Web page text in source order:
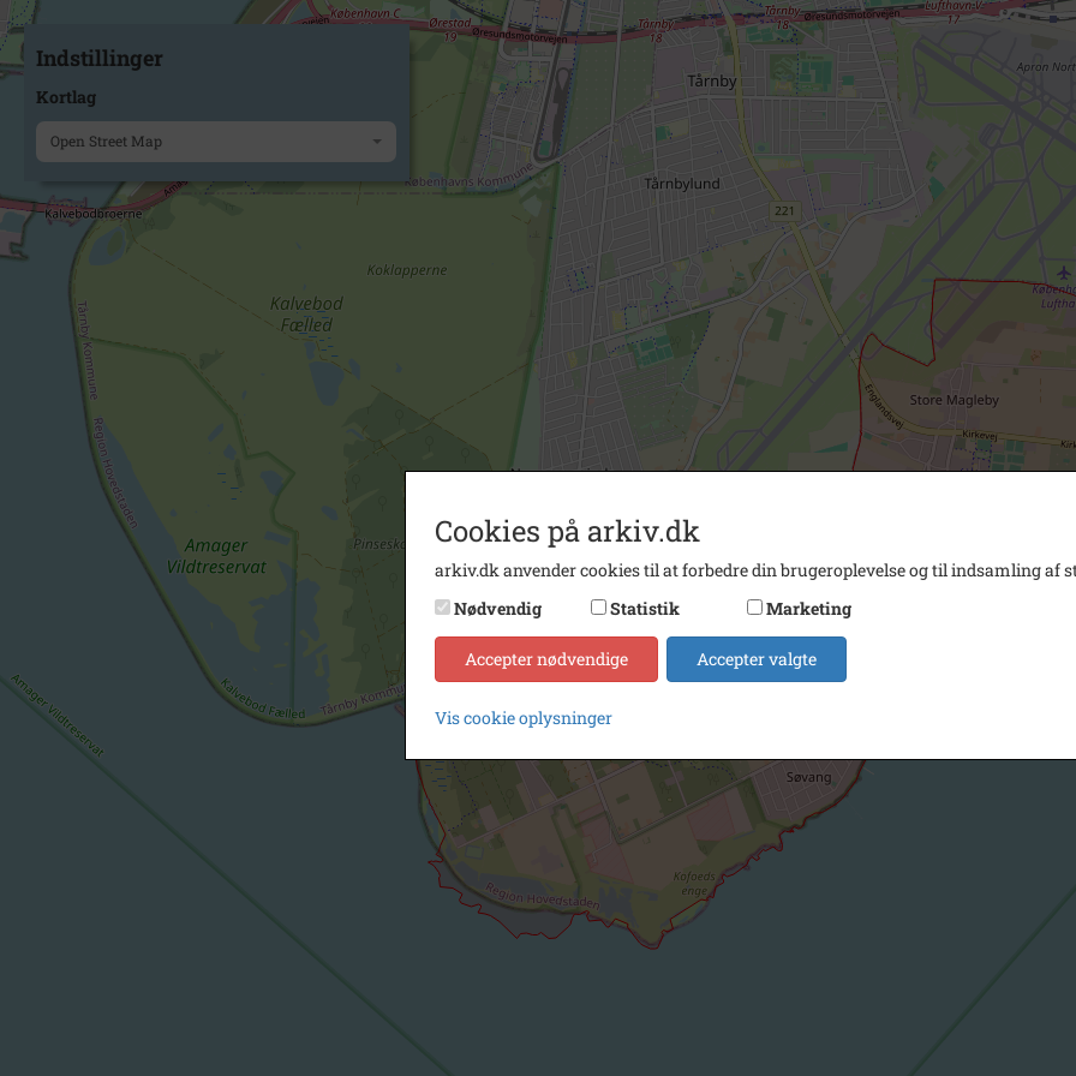
Indstillinger
Kortlag
Open Street Map
Cookies på arkiv.dk
arkiv.dk anvender cookies til at forbedre din brugeroplevelse og til indsamling af
Nødvendig
Statistik Marketing
Accepter nødvendige Accepter valgte
Vis cookie oplysninger